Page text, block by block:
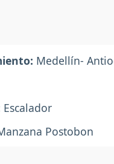
Medellín-
Escalador
Postobon